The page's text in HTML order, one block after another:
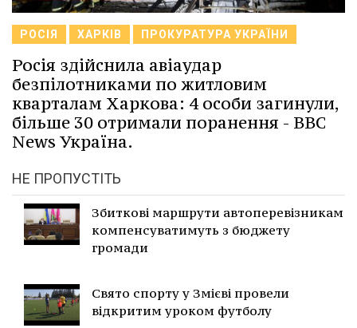
РОСІЯ ХАРКІВ ПРОКУРАТУРА УКРАЇНИ
Росія здійснила авіаудар
безпілотниками по житловим
кварталам Харкова: 4 особи загинули,
більше 30 отримали поранення - BBC
News Україна.
НЕ ПРОПУСТІТЬ
Збиткові маршрути автоперевізникам
компенсуватимуть з бюджету
громади
Свято спорту у Змієві провели
відкритим уроком футболу